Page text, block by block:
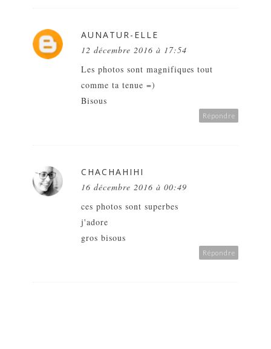
AUNATUR-ELLE
12 décembre 2016 à 17:54
Les photos sont magnifiques tout
comme ta tenue =)
Bisous
Répondre
CHACHAHIHI
16 décembre 2016 à 00:49
ces photos sont superbes
j'adore
gros bisous
Répondre